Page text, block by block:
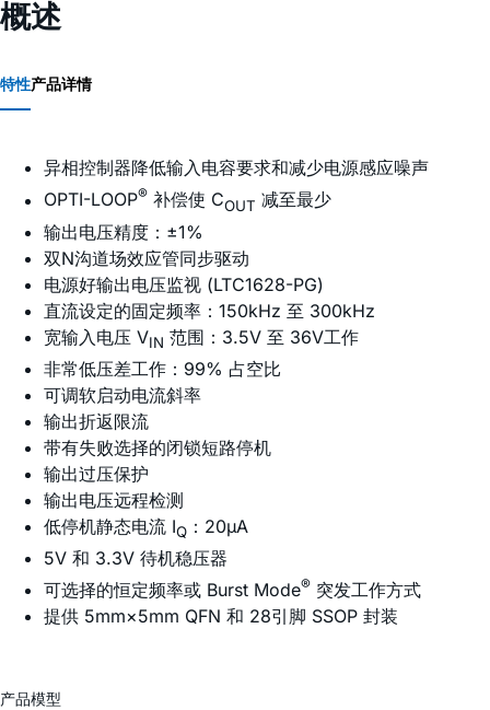
概述
特性产品详情
异相控制器降低输入电容要求和减少电源感应噪声
OPTI-LOOP® 补偿使 COUT 减至最少
输出电压精度：±1%
双N沟道场效应管同步驱动
电源好输出电压监视 (LTC1628-PG)
直流设定的固定频率：150kHz 至 300kHz
宽输入电压 VIN 范围：3.5V 至 36V工作
非常低压差工作：99% 占空比
可调软启动电流斜率
输出折返限流
带有失败选择的闭锁短路停机
输出过压保护
输出电压远程检测
低停机静态电流 IQ ：20µA
5V 和 3.3V 待机稳压器
可选择的恒定频率或 Burst Mode® 突发工作方式
提供 5mm×5mm QFN 和 28引脚 SSOP 封装
产品模型